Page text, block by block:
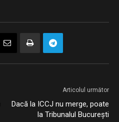
Articolul următor
Dacă la ICCJ nu merge, poate
la Tribunalul București